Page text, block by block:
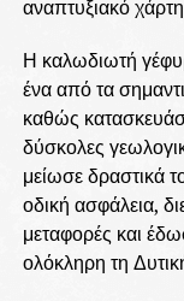
αναπτυξιακό
Η καλωδιωτή
ένα από τα
καθώς
δύσκολες
μείωσε δραστικά
οδική ασφάλεια,
μεταφορές και
ολόκληρη τη